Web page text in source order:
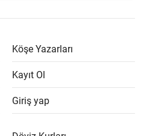
Köşe Yazarları
Kayıt Ol
Giriş yap